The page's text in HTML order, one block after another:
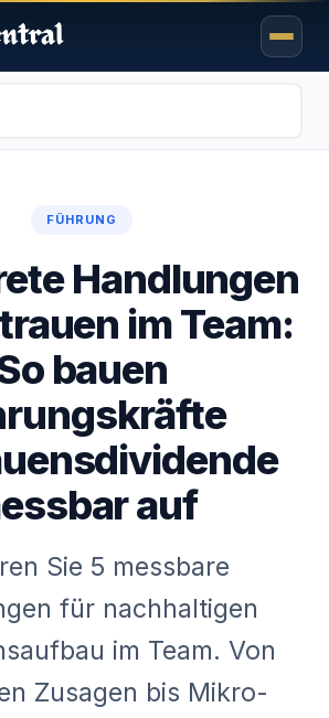
FÜHRUNG
Handlungen
im Team:
bauen
auf
Sie 5 messbare
für nachhaltigen
im Team. Von
Zusagen bis Mikro-